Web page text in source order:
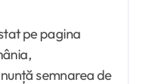
pe pagina
semnarea de